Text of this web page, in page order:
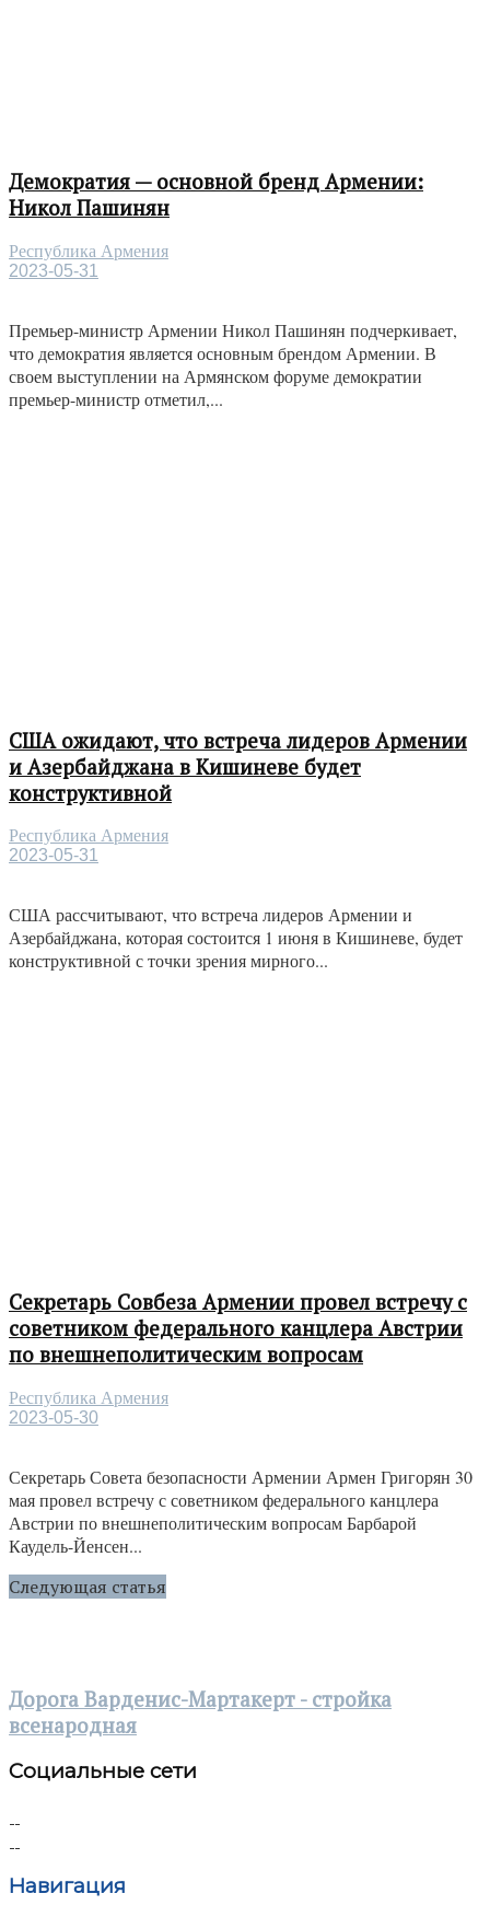
Демократия — основной бренд Армении:
Никол Пашинян
Республика Армения
2023-05-31
Премьер-министр Армении Никол Пашинян подчеркивает,
что демократия является основным брендом Армении. В
своем выступлении на Армянском форуме демократии
премьер-министр отметил,...
США ожидают, что встреча лидеров Армении
и Азербайджана в Кишиневе будет
конструктивной
Республика Армения
2023-05-31
США рассчитывают, что встреча лидеров Армении и
Азербайджана, которая состоится 1 июня в Кишиневе, будет
конструктивной с точки зрения мирного...
Секретарь Совбеза Армении провел встречу с
советником федерального канцлера Австрии
по внешнеполитическим вопросам
Республика Армения
2023-05-30
Секретарь Совета безопасности Армении Армен Григорян 30
мая провел встречу с советником федерального канцлера
Австрии по внешнеполитическим вопросам Барбарой
Каудель-Йенсен...
Следующая статья
Дорога Варденис-Мартакерт - стройка
всенародная
Социальные сети
Навигация